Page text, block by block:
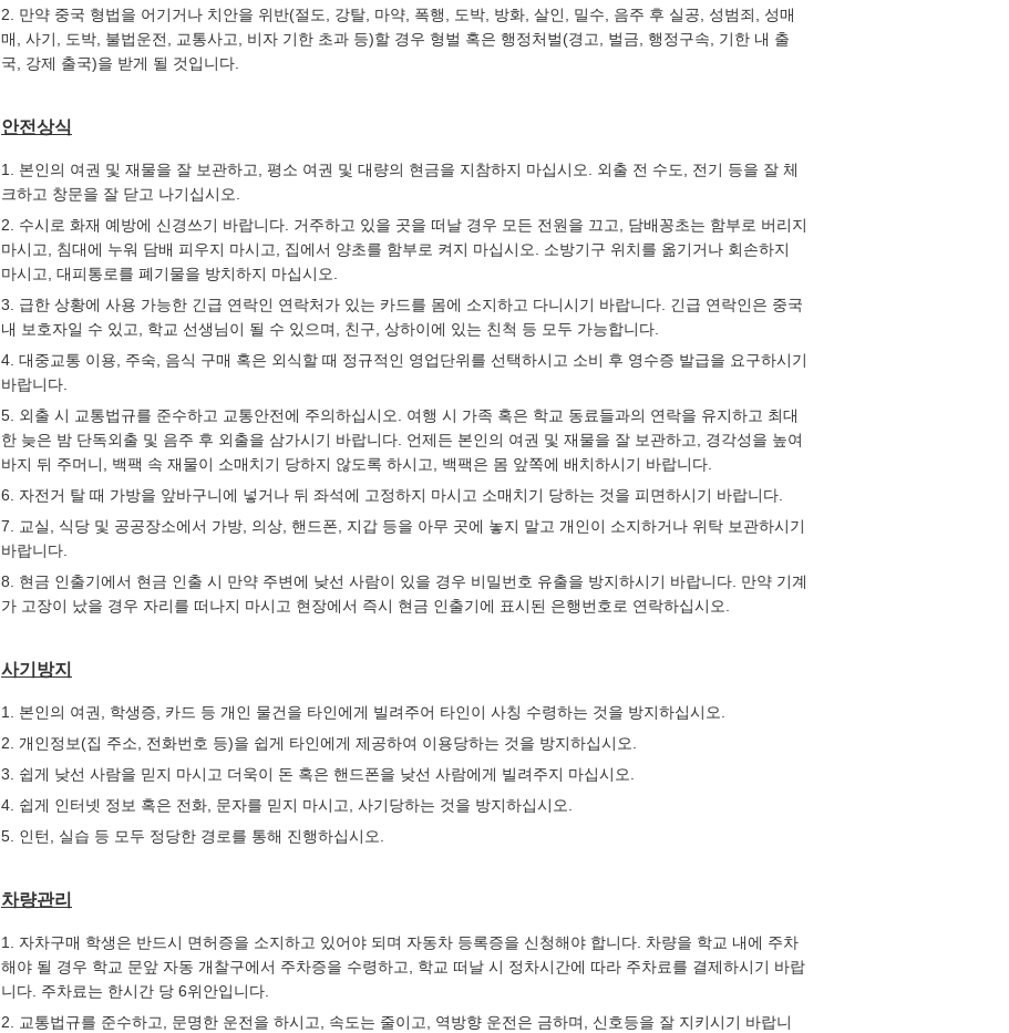
2. 만약 중국 형법을 어기거나 치안을 위반(절도, 강탈, 마약, 폭행, 도박, 방화, 살인, 밀수, 음주 후 실공, 성범죄, 성매
매, 사기, 도박, 불법운전, 교통사고, 비자 기한 초과 등)할 경우 형벌 혹은 행정처벌(경고, 벌금, 행정구속, 기한 내 출
국, 강제 출국)을 받게 될 것입니다.
안전상식
1. 본인의 여권 및 재물을 잘 보관하고, 평소 여권 및 대량의 현금을 지참하지 마십시오. 외출 전 수도, 전기 등을 잘 체
크하고 창문을 잘 닫고 나기십시오.
2. 수시로 화재 예방에 신경쓰기 바랍니다. 거주하고 있을 곳을 떠날 경우 모든 전원을 끄고, 담배꽁초는 함부로 버리지
마시고, 침대에 누워 담배 피우지 마시고, 집에서 양초를 함부로 켜지 마십시오. 소방기구 위치를 옮기거나 회손하지
마시고, 대피통로를 폐기물을 방치하지 마십시오.
3. 급한 상황에 사용 가능한 긴급 연락인 연락처가 있는 카드를 몸에 소지하고 다니시기 바랍니다. 긴급 연락인은 중국
내 보호자일 수 있고, 학교 선생님이 될 수 있으며, 친구, 상하이에 있는 친척 등 모두 가능합니다.
4. 대중교통 이용, 주숙, 음식 구매 혹은 외식할 때 정규적인 영업단위를 선택하시고 소비 후 영수증 발급을 요구하시기
바랍니다.
5. 외출 시 교통법규를 준수하고 교통안전에 주의하십시오. 여행 시 가족 혹은 학교 동료들과의 연락을 유지하고 최대
한 늦은 밤 단독외출 및 음주 후 외출을 삼가시기 바랍니다. 언제든 본인의 여권 및 재물을 잘 보관하고, 경각성을 높여
바지 뒤 주머니, 백팩 속 재물이 소매치기 당하지 않도록 하시고, 백팩은 몸 앞쪽에 배치하시기 바랍니다.
6. 자전거 탈 때 가방을 앞바구니에 넣거나 뒤 좌석에 고정하지 마시고 소매치기 당하는 것을 피면하시기 바랍니다.
7. 교실, 식당 및 공공장소에서 가방, 의상, 핸드폰, 지갑 등을 아무 곳에 놓지 말고 개인이 소지하거나 위탁 보관하시기
바랍니다.
8. 현금 인출기에서 현금 인출 시 만약 주변에 낮선 사람이 있을 경우 비밀번호 유출을 방지하시기 바랍니다. 만약 기계
가 고장이 났을 경우 자리를 떠나지 마시고 현장에서 즉시 현금 인출기에 표시된 은행번호로 연락하십시오.
사기방지
1. 본인의 여권, 학생증, 카드 등 개인 물건을 타인에게 빌려주어 타인이 사칭 수령하는 것을 방지하십시오.
2. 개인정보(집 주소, 전화번호 등)을 쉽게 타인에게 제공하여 이용당하는 것을 방지하십시오.
3. 쉽게 낮선 사람을 믿지 마시고 더욱이 돈 혹은 핸드폰을 낮선 사람에게 빌려주지 마십시오.
4. 쉽게 인터넷 정보 혹은 전화, 문자를 믿지 마시고, 사기당하는 것을 방지하십시오.
5. 인턴, 실습 등 모두 정당한 경로를 통해 진행하십시오.
차량관리
1. 자차구매 학생은 반드시 면허증을 소지하고 있어야 되며 자동차 등록증을 신청해야 합니다. 차량을 학교 내에 주차
해야 될 경우 학교 문앞 자동 개찰구에서 주차증을 수령하고, 학교 떠날 시 정차시간에 따라 주차료를 결제하시기 바랍
니다. 주차료는 한시간 당 6위안입니다.
2. 교통법규를 준수하고, 문명한 운전을 하시고, 속도는 줄이고, 역방향 운전은 금하며, 신호등을 잘 지키시기 바랍니